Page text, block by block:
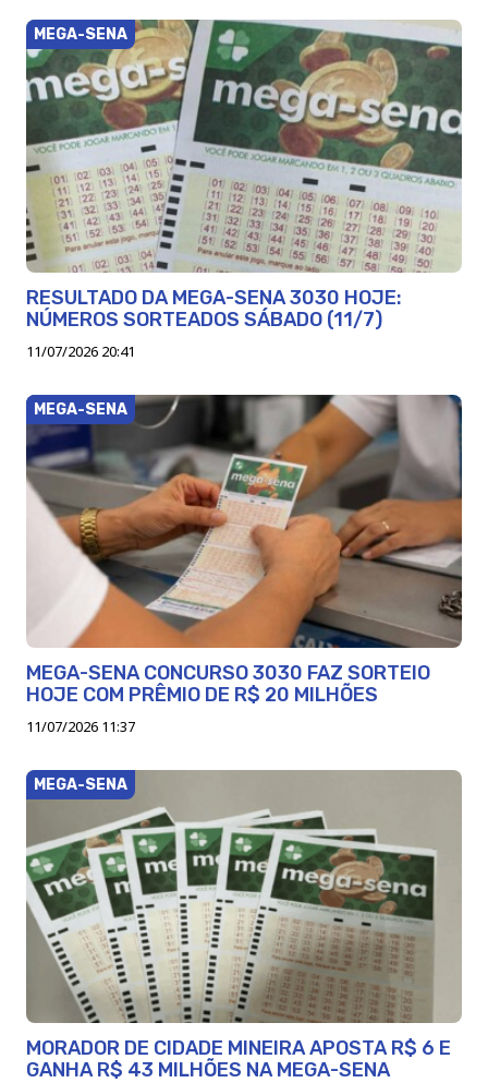
MEGA-SENA
RESULTADO DA MEGA-SENA 3030 HOJE:
NÚMEROS SORTEADOS SÁBADO (11/7)
11/07/2026 20:41
MEGA-SENA
MEGA-SENA CONCURSO 3030 FAZ SORTEIO
HOJE COM PRÊMIO DE R$ 20 MILHÕES
11/07/2026 11:37
MEGA-SENA
MORADOR DE CIDADE MINEIRA APOSTA R$ 6 E
GANHA R$ 43 MILHÕES NA MEGA-SENA